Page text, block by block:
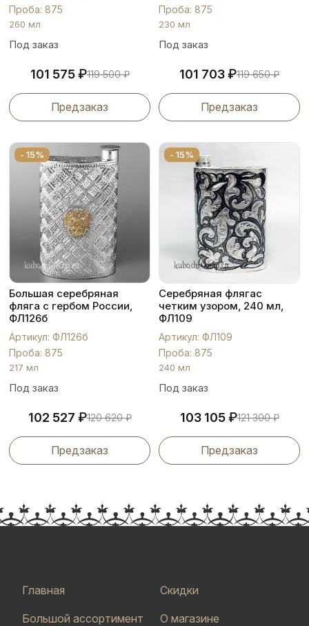
Проба: 875
260 мл
Под заказ
101 575₽119 500₽
Предзаказ
Проба: 875
230 мл
Под заказ
101 703₽119 650₽
Предзаказ
- 15%
Большая серебряная
фляга с гербом России,
ФЛ126б
Артикул: ФЛ126б
Проба: 875
217 мл
Под заказ
102 527 ₽120 620₽
Предзаказ
- 15%
Серебряная флягас
четким узором, 240 мл,
ФЛ109
Артикул: ФЛ109
Проба: 875
240 мл
Под заказ
103 105₽121 300₽
Предзаказ
Главная
Большой ассортимент
Скидки
О магазине